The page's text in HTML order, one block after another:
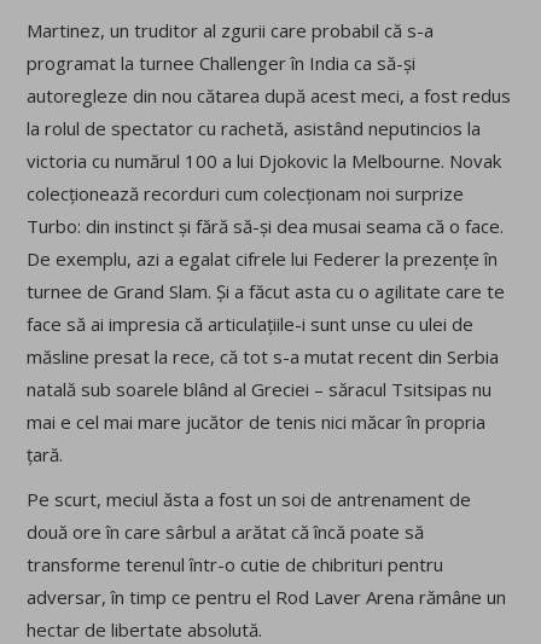
Martinez, un truditor al zgurii care probabil că s-a
programat la turnee Challenger în India ca să-și
autoregleze din nou cătarea după acest meci, a fost redus
la rolul de spectator cu rachetă, asistând neputincios la
victoria cu numărul 100 a lui Djokovic la Melbourne. Novak
colecționează recorduri cum colecționam noi surprize
Turbo: din instinct și fără să-și dea musai seama că o face.
De exemplu, azi a egalat cifrele lui Federer la prezențe în
turnee de Grand Slam. Și a făcut asta cu o agilitate care te
face să ai impresia că articulațiile-i sunt unse cu ulei de
măsline presat la rece, că tot s-a mutat recent din Serbia
natală sub soarele blând al Greciei – săracul Tsitsipas nu
mai e cel mai mare jucător de tenis nici măcar în propria
țară.
Pe scurt, meciul ăsta a fost un soi de antrenament de
două ore în care sârbul a arătat că încă poate să
transforme terenul într-o cutie de chibrituri pentru
adversar, în timp ce pentru el Rod Laver Arena rămâne un
hectar de libertate absolută.